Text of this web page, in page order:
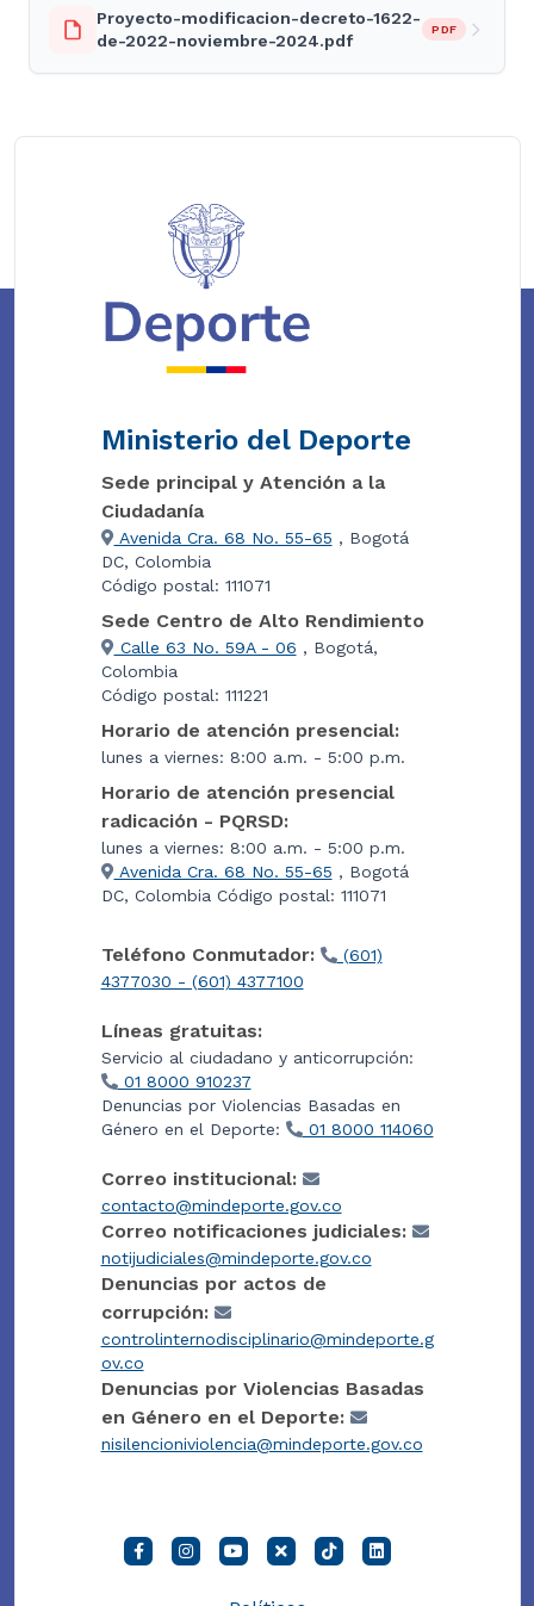
Proyecto-modificacion-decreto-1622-
de-2022-noviembre-2024.pdf
PDF
Ministerio del Deporte
Sede principal y Atención a la
Ciudadanía
Avenida Cra. 68 No. 55-65 , Bogotá
DC, Colombia
Código postal: 111071
Sede Centro de Alto Rendimiento
Calle 63 No. 59A - 06 , Bogotá,
Colombia
Código postal: 111221
Horario de atención presencial:
lunes a viernes: 8:00 a.m. - 5:00 p.m.
Horario de atención presencial
radicación - PQRSD:
lunes a viernes: 8:00 a.m. - 5:00 p.m.
Avenida Cra. 68 No. 55-65 , Bogotá
DC, Colombia Código postal: 111071
Teléfono Conmutador:
(601)
4377030 - (601) 4377100
Líneas gratuitas:
Servicio al ciudadano y anticorrupción:
01 8000 910237
Denuncias por Violencias Basadas en
Género en el Deporte:
01 8000 114060
Correo institucional:
contacto@mindeporte.gov.co
Correo notificaciones judiciales:
notijudiciales@mindeporte.gov.co
Denuncias por actos de
corrupción:
controlinternodisciplinario@mindeporte.g
ov.co
Denuncias por Violencias Basadas
en Género en el Deporte:
nisilencioniviolencia@mindeporte.gov.co